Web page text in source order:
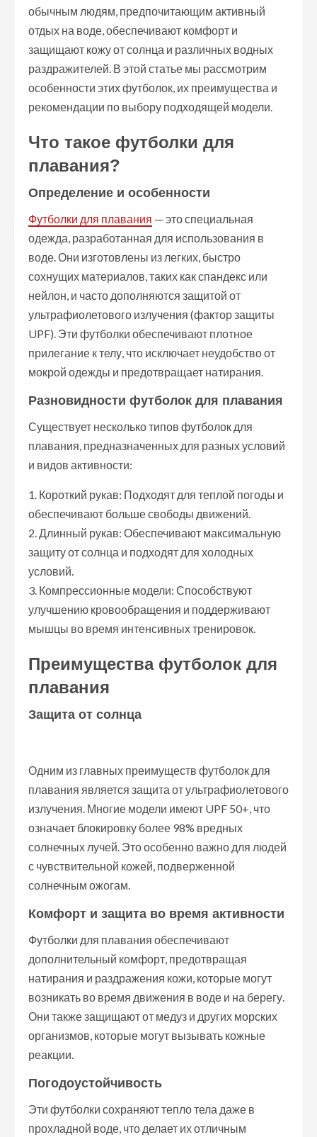
обычным людям, предпочитающим активный
отдых на воде, обеспечивают комфорт и
защищают кожу от солнца и различных водных
раздражителей. В этой статье мы рассмотрим
особенности этих футболок, их преимущества и
рекомендации по выбору подходящей модели.
Что такое футболки для
плавания?
Определение и особенности
Футболки для плавания — это специальная
одежда, разработанная для использования в
воде. Они изготовлены из легких, быстро
сохнущих материалов, таких как спандекс или
нейлон, и часто дополняются защитой от
ультрафиолетового излучения (фактор защиты
UPF). Эти футболки обеспечивают плотное
прилегание к телу, что исключает неудобство от
мокрой одежды и предотвращает натирания.
Разновидности футболок для плавания
Существует несколько типов футболок для
плавания, предназначенных для разных условий
и видов активности:
1. Короткий рукав: Подходят для теплой погоды и
обеспечивают больше свободы движений.
2. Длинный рукав: Обеспечивают максимальную
защиту от солнца и подходят для холодных
условий.
3. Компрессионные модели: Способствуют
улучшению кровообращения и поддерживают
мышцы во время интенсивных тренировок.
Преимущества футболок для
плавания
Защита от солнца
Одним из главных преимуществ футболок для
плавания является защита от ультрафиолетового
излучения. Многие модели имеют UPF 50+, что
означает блокировку более 98% вредных
солнечных лучей. Это особенно важно для людей
с чувствительной кожей, подверженной
солнечным ожогам.
Комфорт и защита во время активности
Футболки для плавания обеспечивают
дополнительный комфорт, предотвращая
натирания и раздражения кожи, которые могут
возникать во время движения в воде и на берегу.
Они также защищают от медуз и других морских
организмов, которые могут вызывать кожные
реакции.
Погодоустойчивость
Эти футболки сохраняют тепло тела даже в
прохладной воде, что делает их отличным